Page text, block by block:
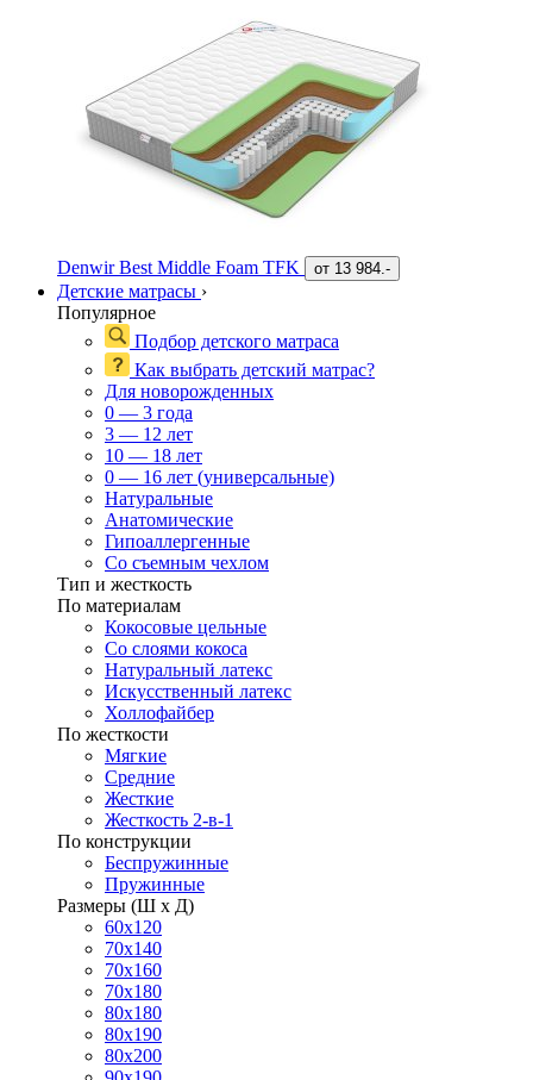
Denwir Best Middle Foam TFK от 13 984.-
Детские матрасы ›
Популярное
Подбор детского матраса
Как выбрать детский матрас?
Для новорожденных
0 — 3 года
3 — 12 лет
10 — 18 лет
0 — 16 лет (универсальные)
Натуральные
Анатомические
Гипоаллергенные
Со съемным чехлом
Тип и жесткость
По материалам
Кокосовые цельные
Со слоями кокоса
Натуральный латекс
Искусственный латекс
Холлофайбер
По жесткости
Мягкие
Средние
Жесткие
Жесткость 2-в-1
По конструкции
Беспружинные
Пружинные
Размеры (Ш х Д)
60х120
70х140
70х160
70х180
80х180
80х190
80х200